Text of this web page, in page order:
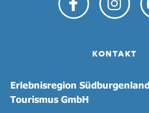
KONTAKT
Erlebnisregion
Tourismus GmbH